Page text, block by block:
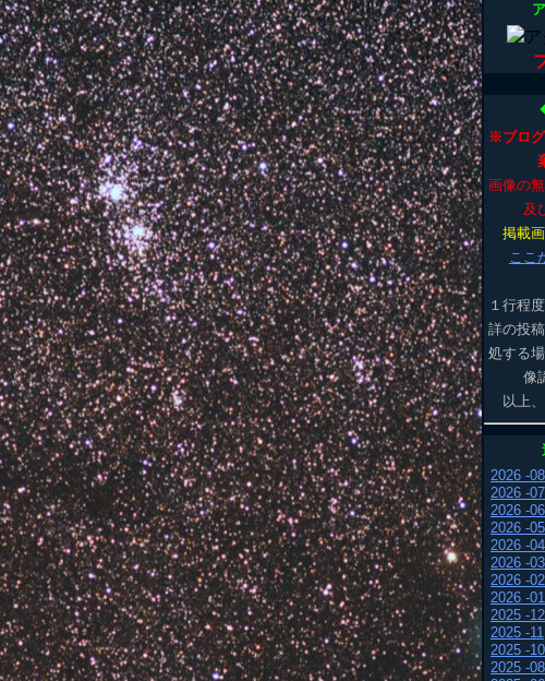
※ブロ
画像の
及
掲載
ここ
１行程
詳の投
処する
像
以上
2026 -08
2026 -07
2026 -06
2026 -05
2026 -04
2026 -03
2026 -02
2026 -01
2025 -12
2025 -11
2025 -10
2025 -08